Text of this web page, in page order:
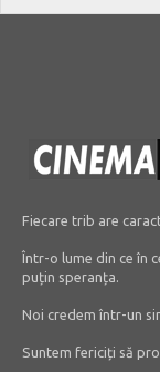
Fiecare trib are
Într-o lume din ce în
puțin speranța.
Noi credem într-un
Suntem fericiți să